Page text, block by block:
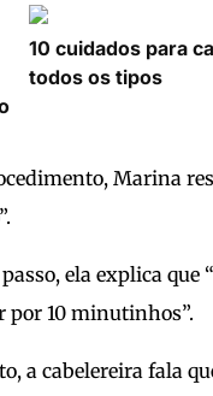
10 cuidados para
todos os tipos
Marina
ela explica que
por 10 minutinhos”.
a cabelereira fala